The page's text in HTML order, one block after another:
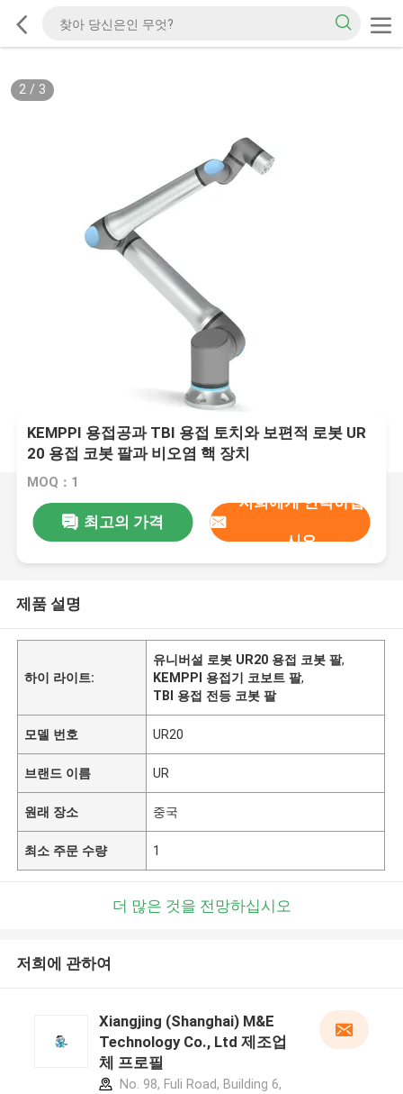
2/ 3
KEMPPI 용접공과 TBI 용접 토치와 보편적 로봇 UR
20 용접 코봇 팔과 비오염 핵 장치
MOQ：1
최고의 가격
저희에게 연락하십
시오
제품 설명
하이 라이트:
유니버설 로봇 UR20 용접 코봇 팔,
KEMPPI 용접기 코보트 팔,
TBI 용접 전등 코봇 팔
모델 번호 UR20
브랜드 이름 UR
원래 장소 중국
최소 주문 수량 1
더 많은 것을 전망하십시오
저희에 관하여
Xiangjing (Shanghai) M&E
Technology Co., Ltd 제조업
체 프로필
No. 98, Fuli Road, Building 6,